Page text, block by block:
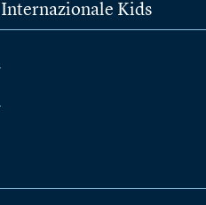
Internazionale Kids